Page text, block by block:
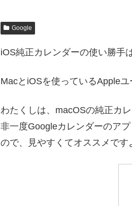
Google
iOS純正カレンダーの使い勝手
MacとiOSを使っているApple
わたくしは、macOSの純正カ
非一度Googleカレンダーのア
ので、見やすくてオススメです